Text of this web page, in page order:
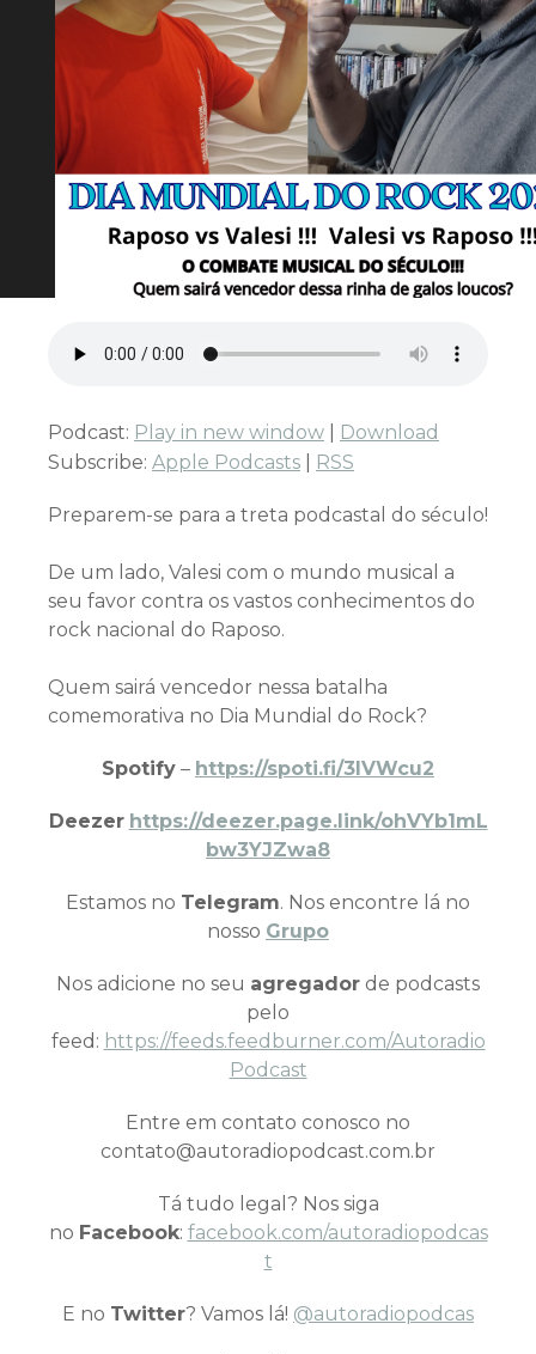
Podcast: Play in new window
Download
Subscribe: Apple Podcasts RSS
Preparem-se para a treta podcastal do século!
De um lado, Valesi com o mundo musical a
seu favor contra os vastos conhecimentos do
rock nacional do Raposo.
Quem sairá vencedor nessa batalha
comemorativa no Dia Mundial do Rock?
Spotify – https://spoti.fi/3IVWcu2
Deezer https://deezer.page.link/ohVYb1mL
bw3YJZwa8
Estamos no Telegram. Nos encontre lá no
nosso Grupo
Nos adicione no seu agregador de podcasts
pelo
feed: https://feeds.feedburner.com/Autoradio
Podcast
Entre em contato conosco no
contato@autoradiopodcast.com.br
Tá tudo legal? Nos siga
no Facebook: facebook.com/autoradiopodcas
t
E no Twitter? Vamos lá! @autoradiopodcas